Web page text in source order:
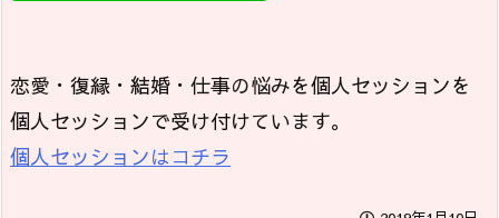
恋愛・復縁・結婚・仕事の悩みを個人セッションを
個人セッションで受け付けています。
個人セッションはコチラ